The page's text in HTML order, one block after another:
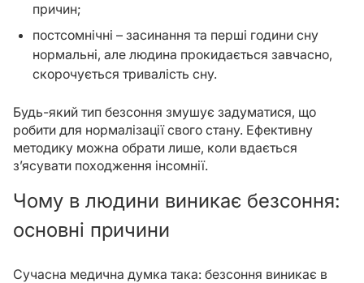
причин;
постсомнічні – засинання та перші години сну
нормальні, але людина прокидається завчасно,
скорочується тривалість сну.
Будь-який тип безсоння змушує задуматися, що
робити для нормалізації свого стану. Ефективну
методику можна обрати лише, коли вдається
з’ясувати походження інсомнії.
Чому в людини виникає безсоння:
основні причини
Сучасна медична думка така: безсоння виникає в